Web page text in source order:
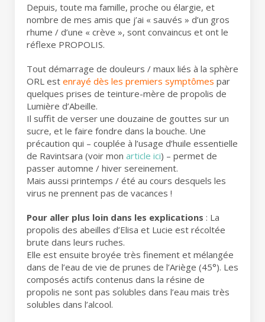
Depuis, toute ma famille, proche ou élargie, et
nombre de mes amis que j’ai « sauvés » d’un gros
rhume / d’une « crève », sont convaincus et ont le
réflexe PROPOLIS.
Tout démarrage de douleurs / maux liés à la sphère
ORL est enrayé dès les premiers symptômes par
quelques prises de teinture-mère de propolis de
Lumière d’Abeille.
Il suffit de verser une douzaine de gouttes sur un
sucre, et le faire fondre dans la bouche. Une
précaution qui – couplée à l’usage d’huile essentielle
de Ravintsara (voir mon article ici) – permet de
passer automne / hiver sereinement.
Mais aussi printemps / été au cours desquels les
virus ne prennent pas de vacances !
Pour aller plus loin dans les explications : La
propolis des abeilles d’Elisa et Lucie est récoltée
brute dans leurs ruches.
Elle est ensuite broyée très finement et mélangée
dans de l’eau de vie de prunes de l’Ariège (45°). Les
composés actifs contenus dans la résine de
propolis ne sont pas solubles dans l’eau mais très
solubles dans l’alcool.